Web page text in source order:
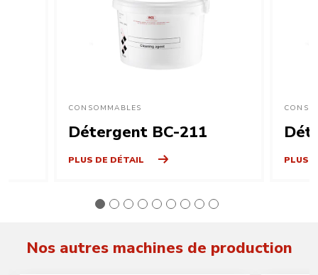
CONSOMMABLES
Détergent BC-211
PLUS DE DÉTAIL PLUS
Nos autres machines de production